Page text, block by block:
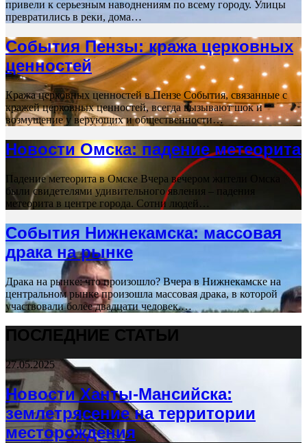
привели к серьезным наводнениям по всему городу. Улицы
превратились в реки, дома…
События Пензы: кража церковных
ценностей
Кража церковных ценностей в Пензе События, связанные с
кражей церковных ценностей, всегда вызывают шок и
возмущение у верующих и общественности…
Новости Омска: падение метеорита
Падение метеорита в Омске Вчера вечером жители Омска
были свидетелями удивительного явления – падения
метеорита в центре города. Сотни людей…
События Нижнекамска: массовая
драка на рынке
Драка на рынке: что произошло? Вчера в Нижнекамске на
центральном рынке произошла массовая драка, в которой
участвовали более двадцати человек.…
ПОСЛЕДНИЕ СТАТЬИ
27.05.2025
Новости Ханты-Мансийска:
землетрясение на территории
месторождения